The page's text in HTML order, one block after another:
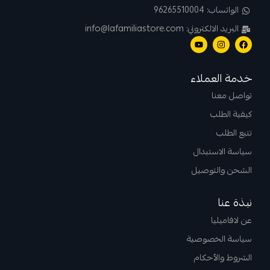
الواتساب: 96265510004
البريد الالكتروني: info@lafamiliastore.com
خدمة العملاء
تواصل معنا
كيفية الطلب
تتبع الطلب
سياسة الاستبدال
الشحن والتوصيل
نبذة عنا
عن لافاميليا
سياسة الخصوصية
الشروط والأحكام